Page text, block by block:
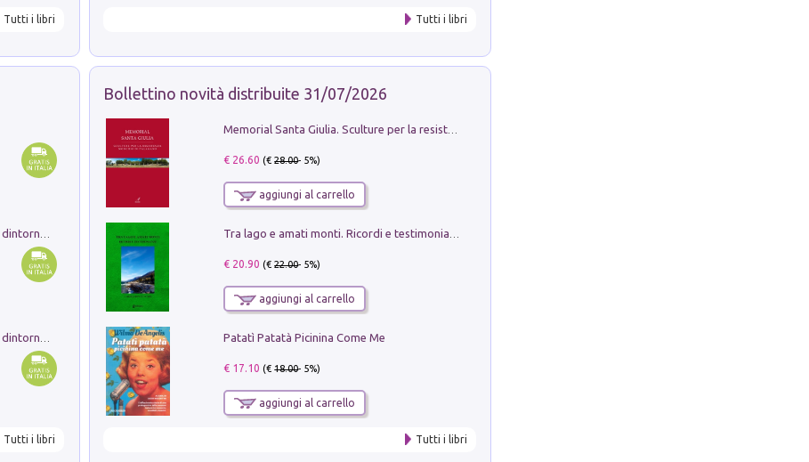
Tutti i libri Tutti i libri
Tutti i libri
Bollettino novità distribuite 31/07/2026
€ 26.60 (€28.00- 5%)
aggiungi al carrello
€ 20.90 (€22.00- 5%)
aggiungi al carrello
Patatì Patatà Picinina Come Me
€ 17.10 (€18.00- 5%)
aggiungi al carrello
Tutti i libri